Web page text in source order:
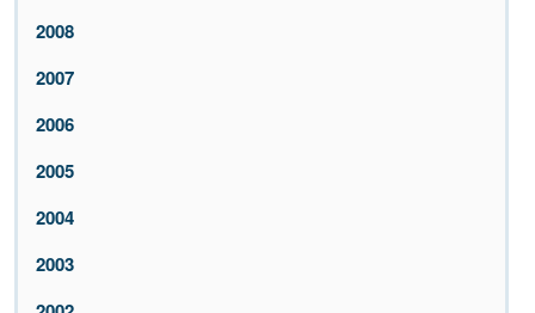
2008
2007
2006
2005
2004
2003